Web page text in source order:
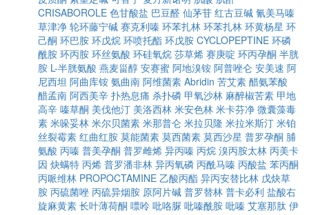
CRISABOROLE 色甘酸盐 巴豆醛 仙茅苷 红古豆碱 氰美马嗪
草津净 轮环藤宁碱 赛克利嗪 环苯扎林 环苯扎林 环黄杨星 环
己酮 环巴胺 环戊烷 环喷托酯 环戊胺 CYCLOPEPTINE 环磷
酰胺 环丙胺 环丝氨酸 环硅氧烷 莎草烯 赛庚啶 环丙孕酮 半胱
胺 L-半胱氨酸 燕麦甾醇 安赛蜜 阿地溴铵 阿普唑仑 安美速 阿
尼西坦 阿曲库铵 氨曲南 阿维菌素 Abridin 苦艾素 醋氨苯酸
醋孟南 阿西美辛 扑热息痛 杀扑磷 甲氧沙林 麻醉椒苦素 甲地
高辛 嗪草酮 美伐他汀 美洛西林 米安色林 米卡芬净 微囊藻毒
素 米哚妥林 米尔贝菌素 米那普仑 米拉贝隆 米拉米斯汀 米铂
丝裂霉素 红曲红胺 莫能菌素 莫西菌素 莫西沙星 普罗孕酮 脯
氨酸 丙嗪 普美孕酮 普罗雌烯 异丙嗪 丙烷 溴丙胺太林 丙美卡
因 炔螨特 丙烯 普罗潘非林 异丙氧磷 丙酰马嗪 丙酸盐 苯丙酮
丙哌维林 PROPOCTAMINE 乙酸丙酯 异丙安替比林 戊炔草
胺 丙硫菌唑 丙硫异烟胺 原阿片碱 普罗替林 普卡必利 盐酸右
旋麻黄素 长叶薄荷酮 嘌呤 吡咯脲 吡嗪酰胺 吡嗪 艾塞那肽 伊